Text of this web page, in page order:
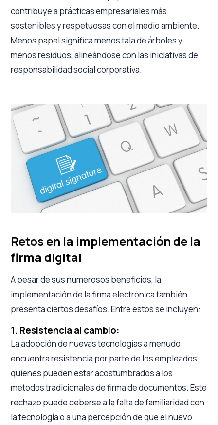
contribuye a prácticas empresariales más
sostenibles y respetuosas con el medio ambiente.
Menos papel significa menos tala de árboles y
menos residuos, alineándose con las iniciativas de
responsabilidad social corporativa.
Retos en la implementación de la
firma digital
A pesar de sus numerosos beneficios, la
implementación de la firma electrónica también
presenta ciertos desafíos. Entre estos se incluyen:
1. Resistencia al cambio:
La adopción de nuevas tecnologías a menudo
encuentra resistencia por parte de los empleados,
quienes pueden estar acostumbrados a los
métodos tradicionales de firma de documentos. Este
rechazo puede deberse a la falta de familiaridad con
la tecnología o a una percepción de que el nuevo